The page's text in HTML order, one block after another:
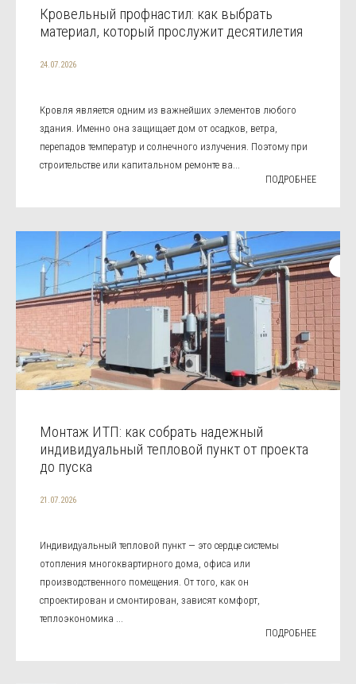
Кровельный профнастил: как выбрать
материал, который прослужит десятилетия
24.07.2026
Кровля является одним из важнейших элементов любого
здания. Именно она защищает дом от осадков, ветра,
перепадов температур и солнечного излучения. Поэтому при
строительстве или капитальном ремонте ва...
ПОДРОБНЕЕ
Монтаж ИТП: как собрать надежный
индивидуальный тепловой пункт от проекта
до пуска
21.07.2026
Индивидуальный тепловой пункт — это сердце системы
отопления многоквартирного дома, офиса или
производственного помещения. От того, как он
спроектирован и смонтирован, зависят комфорт,
теплоэкономика ...
ПОДРОБНЕЕ